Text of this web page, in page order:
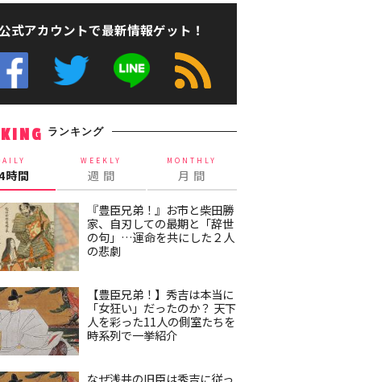
公式アカウントで最新情報ゲット！
ランキング
時間
WEEKLY
週 間
MONTHLY
月 間
『豊臣兄弟！』お市と柴田勝
家、自刃しての最期と「辞世
の句」…運命を共にした２人
の悲劇
【豊臣兄弟！】秀吉は本当に
「女狂い」だったのか？ 天下
人を彩った11人の側室たちを
時系列で一挙紹介
なぜ浅井の旧臣は秀吉に従っ